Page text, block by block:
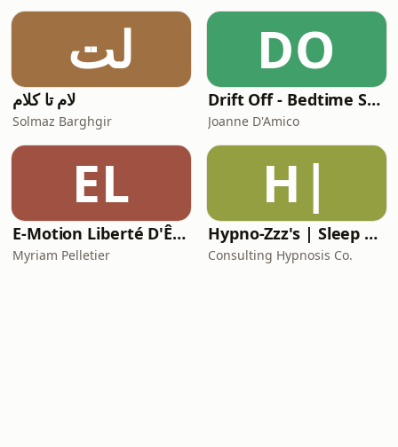
لت
لام تا کلام
Solmaz Barghgir
DO
Drift Off - Bedtime Stories for Adults
Joanne D'Amico
EL
E-Motion Liberté D'Être
Myriam Pelletier
H|
Hypno-Zzz's | Sleep Hypnosis w/ Professional Hypnotist Kimberly Ann O'Connor | ConsultingHypnosis.Ca
Consulting Hypnosis Co.